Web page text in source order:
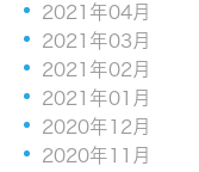
2021年04月
2021年03月
2021年02月
2021年01月
2020年12月
2020年11月